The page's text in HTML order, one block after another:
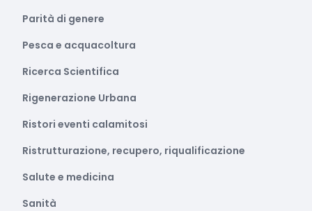
Parità di genere
Pesca e acquacoltura
Ricerca Scientifica
Rigenerazione Urbana
Ristori eventi calamitosi
Ristrutturazione, recupero, riqualificazione
Salute e medicina
Sanità